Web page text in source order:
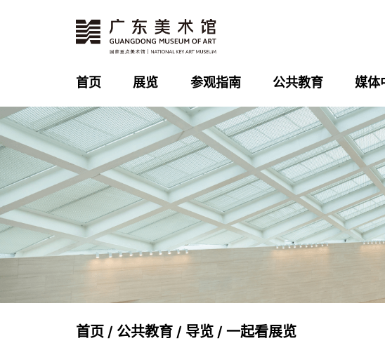
首页 展览 参观指南 公共教育 媒体
首页 / 公共教育 / 导览 / 一起看展览